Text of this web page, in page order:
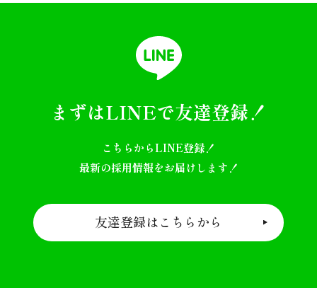
まずはLINEで友達登録！
こちらからLINE登録！
最新の採用情報をお届けします！
友達登録はこちらから